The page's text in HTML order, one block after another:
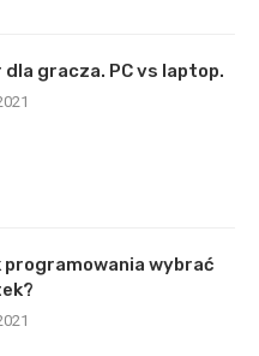
dla gracza. PC vs laptop.
programowania wybrać